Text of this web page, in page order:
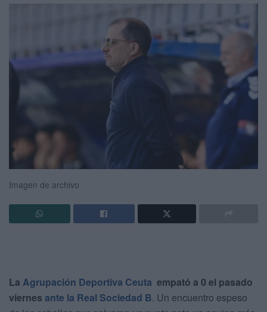
Imagen de archivo
La Agrupación Deportiva Ceuta empató a 0 el pasado
viernes ante la Real Sociedad B. Un encuentro espeso